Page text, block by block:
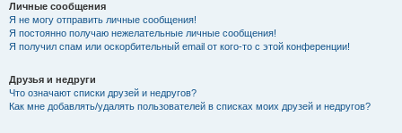
Личные сообщения
Я не могу отправить личные сообщения!
Я постоянно получаю нежелательные личные сообщения!
Я получил спам или оскорбительный email от кого-то с этой конференции!
Друзья и недруги
Что означают списки друзей и недругов?
Как мне добавлять/удалять пользователей в списках моих друзей и недругов?